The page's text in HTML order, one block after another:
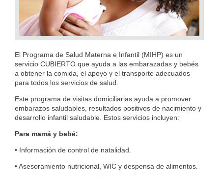
El Programa de Salud Materna e Infantil (MIHP) es un
servicio CUBIERTO que ayuda a las embarazadas y bebés
a obtener la comida, el apoyo y el transporte adecuados
para todos los servicios de salud.
Este programa de visitas domiciliarias ayuda a promover
embarazos saludables, resultados positivos de nacimiento y
desarrollo infantil saludable. Estos servicios incluyen:
Para mamá y bebé:
• Información de control de natalidad.
• Asesoramiento nutricional, WIC y despensa de alimentos.